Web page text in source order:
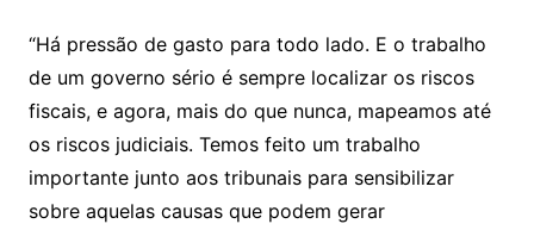
“Há pressão de gasto para todo lado. E o trabalho
de um governo sério é sempre localizar os riscos
fiscais, e agora, mais do que nunca, mapeamos até
os riscos judiciais. Temos feito um trabalho
importante junto aos tribunais para sensibilizar
sobre aquelas causas que podem gerar